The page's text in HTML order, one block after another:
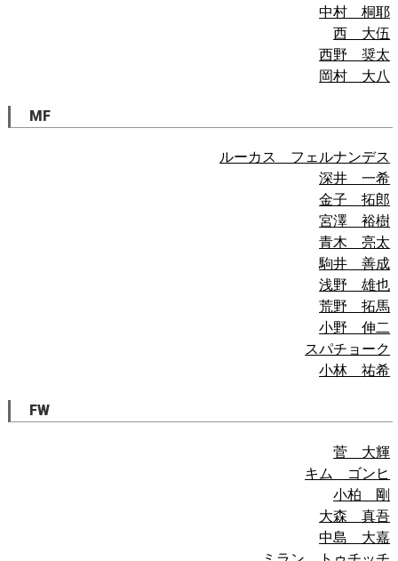
中村 桐耶
西 大伍
西野 奨太
岡村 大八
MF
ルーカス フェルナンデス
深井 一希
金子 拓郎
宮澤 裕樹
青木 亮太
駒井 善成
浅野 雄也
荒野 拓馬
小野 伸二
スパチョーク
小林 祐希
FW
菅 大輝
キム ゴンヒ
小柏 剛
大森 真吾
中島 大嘉